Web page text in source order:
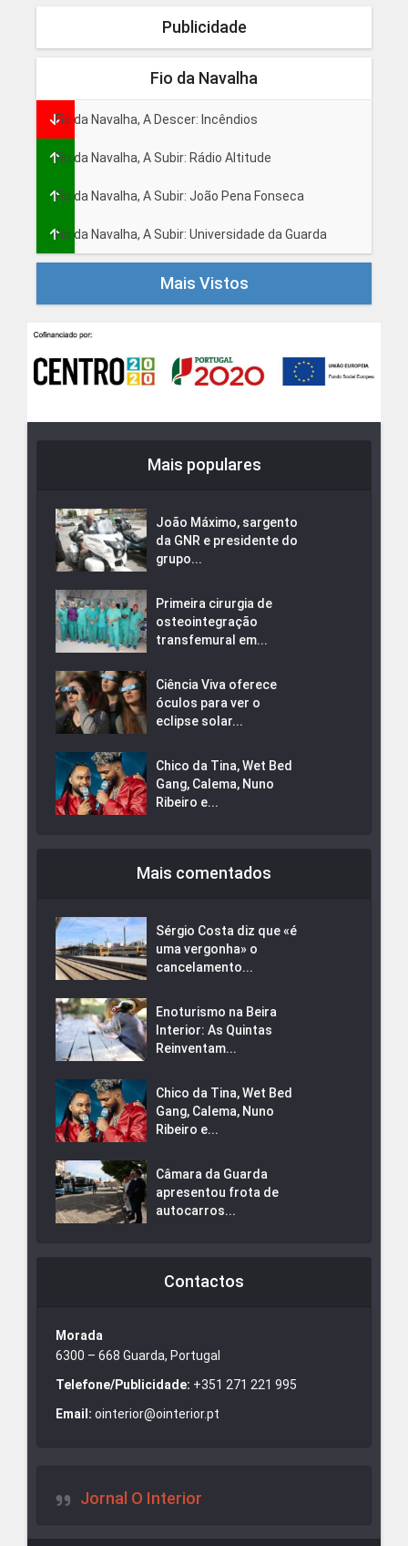
Publicidade
Fio da Navalha
Fio da Navalha, A Descer: Incêndios
Fio da Navalha, A Subir: Rádio Altitude
Fio da Navalha, A Subir: João Pena Fonseca
Fio da Navalha, A Subir: Universidade da Guarda
Mais Vistos
Mais populares
João Máximo, sargento
da GNR e presidente do
grupo...
Primeira cirurgia de
osteointegração
transfemural em...
Ciência Viva oferece
óculos para ver o
eclipse solar...
Chico da Tina, Wet Bed
Gang, Calema, Nuno
Ribeiro e...
Mais comentados
Sérgio Costa diz que «é
uma vergonha» o
cancelamento...
Enoturismo na Beira
Interior: As Quintas
Reinventam...
Chico da Tina, Wet Bed
Gang, Calema, Nuno
Ribeiro e...
Câmara da Guarda
apresentou frota de
autocarros...
Contactos
Morada
6300 – 668 Guarda, Portugal
Telefone/Publicidade: +351 271 221 995
Email: ointerior@ointerior.pt
Jornal O Interior